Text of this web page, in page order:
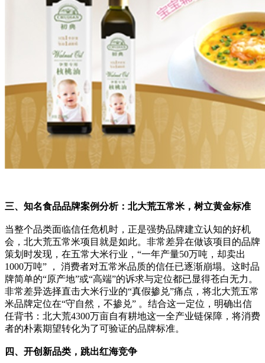
三、知名食品品牌案例分析：北大荒五常米，树立黄金标准
当整个品类面临信任危机时，正是强势品牌建立认知的好机
会，北大荒五常米项目就是如此。非常差异在做该项目的品牌
策划时发现，在五常大米行业，“一年产量50万吨，却卖出
1000万吨” ， 消费者对五常米品质的信任已逐渐崩塌。这时品
牌简单的“原产地”或“高端”的诉求与定位都已显得苍白无力。
非常差异选择直击大米行业的“真假掺兑”痛点，将北大荒五常
米品牌定位在“守自然，不掺兑” 。结合这一定位，明确出信
任背书：北大荒4300万亩自有耕地这一全产业链保障，将消费
者的朴素期望转化为了可验证的品牌标准。
四、开创新品类，跳出红海竞争